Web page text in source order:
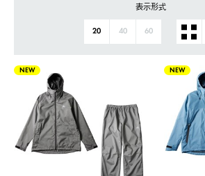
表示形式
20 40 60
NEW NEW